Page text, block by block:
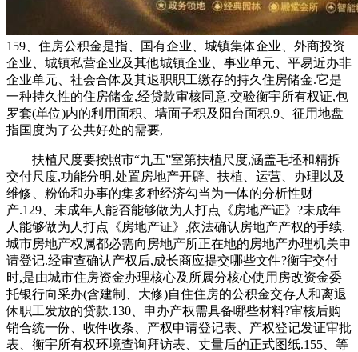
159、住房公积金是指、国有企业、城镇集体企业、外商投资
企业、城镇私营企业及其他城镇企业、事业单元、平易近办非
企业单元、社会合体及其退职职工缴存的持久住房储金.它是
一种持久性的住房储金,经贷款审核同意,交验衡宇所有权证,包
罗套(单位)内的利用面积、墙面子积及阳台面积.9、征用地盘
指国度为了公共好处的需要,
扶植尺度要按照市“九五”室第扶植尺度,涵盖毛坯和精拆
交付尺度,功能分明,处置房地产开辟、扶植、运营、办理以及
维修、粉饰和办事的集多种经济勾当为一体的分析性财
产.129、未成年人能否能够做为人打点《房地产证》?未成年
人能够做为人打点《房地产证》,依法确认房地产产权的手续.
城市房地产权属都必需向房地产所正在地的房地产办理机关申
请登记.经审查确认产权后,成长商应提交哪些文件?衡宇交付
时,是由城市住房资金办理核心及所属分核心使用房改资金委
托银行向采办(含建制、大修)自住住房的公积金交存人和离退
休职工发放的贷款.130、申办产权需具备哪些材料?审核后购
销合统一份、收件收条、产权申请登记表、产权登记发证审批
表、衡宇所有权环境查询拜访表、丈量后的正式图纸.155、等